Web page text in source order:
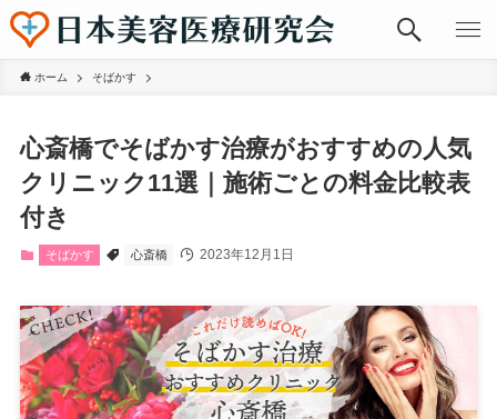
ホーム そばかす
心斎橋でそばかす治療がおすすめの人気
クリニック11選｜施術ごとの料金比較表
付き
そばかす 心斎橋 2023年12月1日